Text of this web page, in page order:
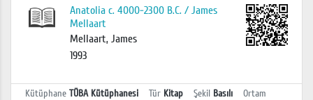
Anatolia c. 4000-2300 B.C. / James
Mellaart
Mellaart, James
1993
Kütüphane TÜBA Kütüphanesi Tür Kitap Şekil Basılı
Ortam